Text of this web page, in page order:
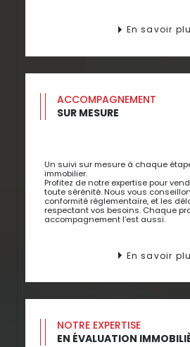
En savoir
ACCOMPAGNEMENT
SUR MESURE
Un suivi sur mesure à chaque
immobilier.
Profitez de notre expertise pour
toute sérénité. Nous vous
conformité réglementaire, et les
respectant vos besoins. Chaque
accompagnement l’est aussi.
En savoir
NOTRE EXPERTISE
EN ÉVALUATION